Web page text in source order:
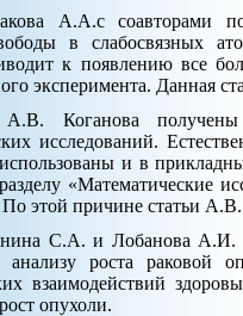
А.А.с соавторами
в слабосвязных
к появлению все
эксперимента. Данная
Коганова получены
исследований.
и в
«Математические
По этой причине статьи
С.А. и Лобанова А.И.
роста раковой
взаимодействий
опухоли.